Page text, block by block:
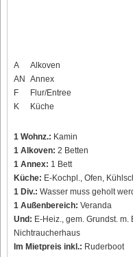
A
Alkoven
AN Annex
F
Flur/Entree
K
Küche
1 Wohnz.: Kamin
1 Alkoven: 2 Betten
1 Annex: 1 Bett
Küche: E-Kochpl., Ofen,
1 Div.: Wasser muss geholt
1 Außenbereich: Veranda
Und: E-Heiz., gem. Grundst. m.
Nichtraucherhaus
Im Mietpreis inkl.: Ruderboot